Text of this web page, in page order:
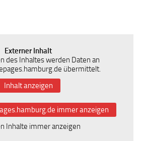
Externer Inhalt
des Inhaltes werden Daten an
übermittelt.
Inhalt anzeigen
immer anzeigen
Inhalte immer anzeigen